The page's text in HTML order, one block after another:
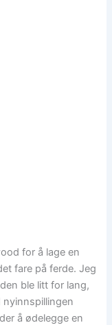
for å lage en
fare på ferde. Jeg
ble litt for lang,
nyinnspillingen
å ødelegge en